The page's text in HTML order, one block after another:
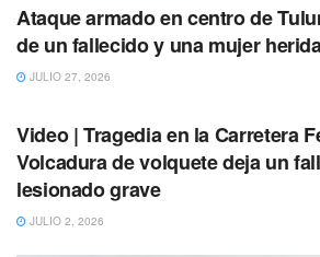
cultura y gastronomía que se puede
Además precisó que el Tianguis
ya están preparados para asistir con
importante con los empresarios de
Ataque armado en centro de
de un fallecido y una mujer
JULIO 27, 2026
Video | Tragedia en la Carretera
Volcadura de volquete deja un
lesionado grave
JULIO 2, 2026